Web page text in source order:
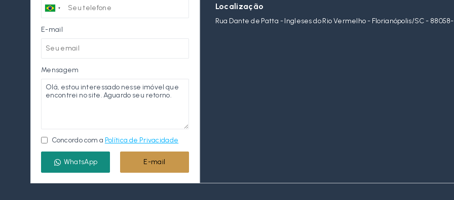
Localização
Rua Dante de Patta - Ingleses do Rio Vermelho - Florianópolis/SC- 88058-
E-mail
Mensagem
Concordo com a Política de Privacidade
WhatsApp E-mail